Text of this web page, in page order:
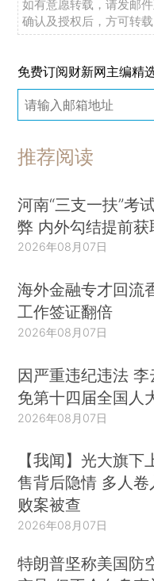
如有意愿转载，请发邮
确认及授权后，方可转载
免费订阅财新网主编精
推荐阅读
河南“三支一扶”考
弊 内外勾结提前获
2026年08月07日
海外金融专才回流
工作签证翻倍
2026年08月07日
因严重违纪违法
免第十四届全国人
2026年08月07日
【我闻】光大旗下
售背后隐情 多人卷
败案被查
2026年08月07日
特朗普坚称美国防